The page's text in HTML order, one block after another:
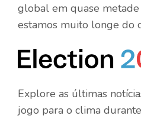
global em quase
estamos muito longe do
Explore as últimas
jogo para o clima